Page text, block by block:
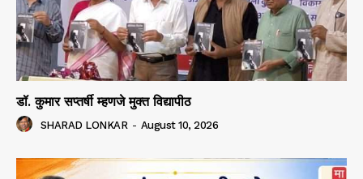
डॉ. कुमार सप्तर्षी म्हणजे मुक्त विद्यापीठ
SHARAD LONKAR - August 10, 2026